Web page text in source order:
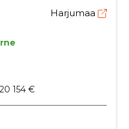
Harjumaa
154 €